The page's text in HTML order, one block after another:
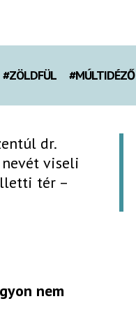
#ZÖLDFÜL #MÚLTIDÉZŐ
dr.
viseli
tér –
nem